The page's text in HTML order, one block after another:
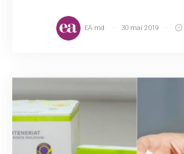
EA.md 30 mai 2019